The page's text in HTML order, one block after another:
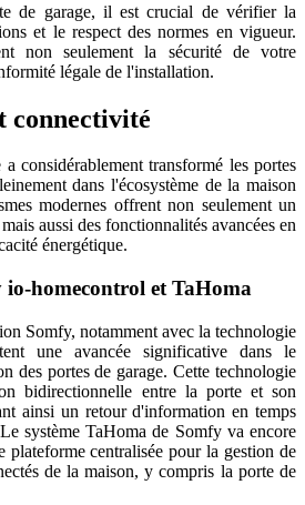
de garage, il est crucial de vérifier la
et le respect des normes en vigueur.
non seulement la sécurité de votre
légale de l'installation.
connectivité
considérablement transformé les portes
dans l'écosystème de la maison
modernes offrent non seulement un
aussi des fonctionnalités avancées en
énergétique.
homecontrol et TaHoma
Somfy, notamment avec la technologie
une avancée significative dans le
des portes de garage. Cette technologie
bidirectionnelle entre la porte et son
ainsi un retour d'information en temps
système TaHoma de Somfy va encore
plateforme centralisée pour la gestion de
de la maison, y compris la porte de